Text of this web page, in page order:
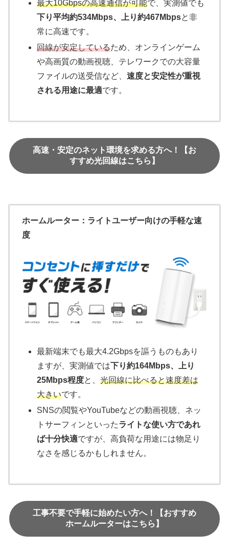
最大10Gbpsの高速通信が可能で、実測値でも
下り平均約534Mbps、上り約467Mbpsと非
常に高速です。
回線が安定しているため、オンラインゲーム
や高画質の動画視聴、テレワークでの大容量
ファイルの送受信など、速度と安定性が重視
される用途に最適です。
高速・安定のネット環境を求める方へ！【お
すすめ光回線はこちら】
ホームルーター：ライトユーザー向けの手軽な速
度
最新端末でも最大4.2Gbpsを謳うものもあり
ますが、実測値では下り約164Mbps、上り
25Mbps程度と、光回線に比べると速度差は
大きいです。
SNSの閲覧やYouTubeなどの動画視聴、ネッ
トサーフィンといったライトな使い方であれ
ば十分快適ですが、高負荷な用途には物足り
なさを感じるかもしれません。
工事不要で手軽に始めたい方へ！【おすすめ
ホームルーターはこちら】